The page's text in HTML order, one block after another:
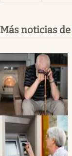
Más noticias de